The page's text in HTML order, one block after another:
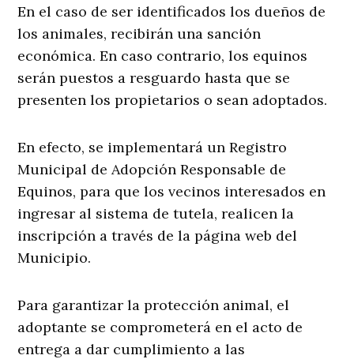
En el caso de ser identificados los dueños de
los animales, recibirán una sanción
económica. En caso contrario, los equinos
serán puestos a resguardo hasta que se
presenten los propietarios o sean adoptados.
En efecto, se implementará un Registro
Municipal de Adopción Responsable de
Equinos, para que los vecinos interesados en
ingresar al sistema de tutela, realicen la
inscripción a través de la página web del
Municipio.
Para garantizar la protección animal, el
adoptante se comprometerá en el acto de
entrega a dar cumplimiento a las